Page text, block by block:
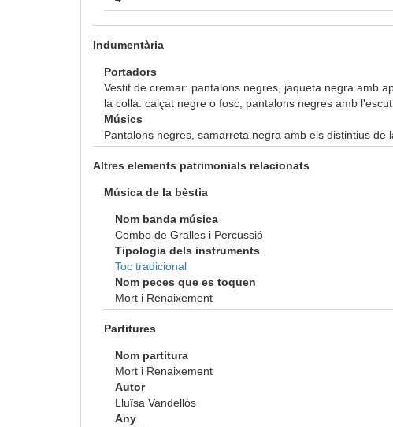
Indumentària
Portadors
Vestit de cremar: pantalons negres, jaqueta negra amb
la colla: calçat negre o fosc, pantalons negres amb
Músics
Pantalons negres, samarreta negra amb els distintius de
Altres elements patrimonials relacionats
Música de la bèstia
Nom banda música
Combo de Gralles i Percussió
Tipologia dels instruments
Toc tradicional
Nom peces que es toquen
Mort i Renaixement
Partitures
Nom partitura
Mort i Renaixement
Autor
Lluïsa Vandellós
Any